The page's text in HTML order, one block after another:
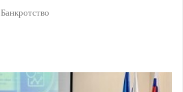
Банкротство